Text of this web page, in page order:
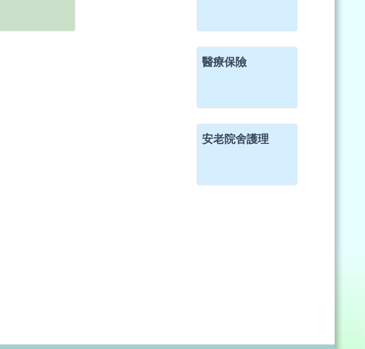
醫療保險
安老院舍護理